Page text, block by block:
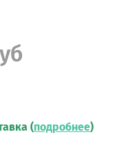
(подробнее)